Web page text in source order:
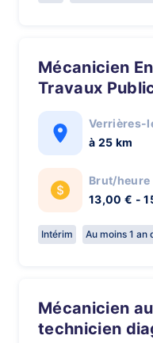
Mécanicien Engins Chantier
Travaux
Verrières-
à 25 km
Brut/heure
13,00 € -
Intérim Au moins 1 an
Mécanicien automobile -
technicien